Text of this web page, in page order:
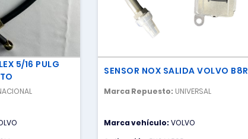
5/16 PULG
SENSOR NOX SALIDA VOLVO B8R
Marca Repuesto: UNIVERSAL
Marca vehículo:VOLVO